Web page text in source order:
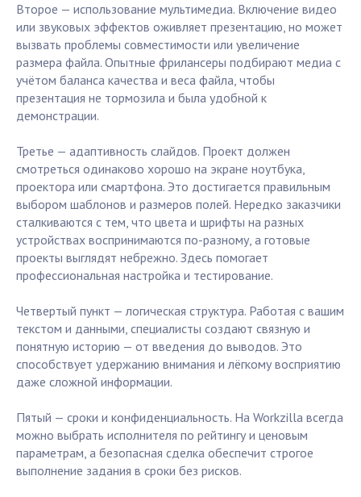
Второе — использование мультимедиа. Включение видео
или звуковых эффектов оживляет презентацию, но может
вызвать проблемы совместимости или увеличение
размера файла. Опытные фрилансеры подбирают медиа с
учётом баланса качества и веса файла, чтобы
презентация не тормозила и была удобной к
демонстрации.
Третье — адаптивность слайдов. Проект должен
смотреться одинаково хорошо на экране ноутбука,
проектора или смартфона. Это достигается правильным
выбором шаблонов и размеров полей. Нередко заказчики
сталкиваются с тем, что цвета и шрифты на разных
устройствах воспринимаются по-разному, а готовые
проекты выглядят небрежно. Здесь помогает
профессиональная настройка и тестирование.
Четвертый пункт — логическая структура. Работая с вашим
текстом и данными, специалисты создают связную и
понятную историю — от введения до выводов. Это
способствует удержанию внимания и лёгкому восприятию
даже сложной информации.
Пятый — сроки и конфиденциальность. На Workzilla всегда
можно выбрать исполнителя по рейтингу и ценовым
параметрам, а безопасная сделка обеспечит строгое
выполнение задания в сроки без рисков.